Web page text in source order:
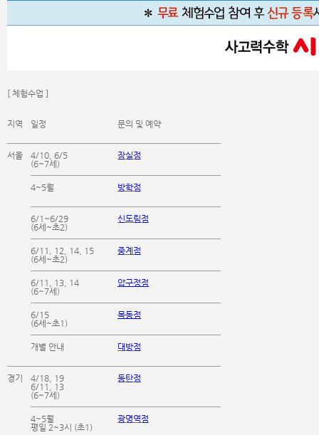
[ 체험수업 ]
지역 일정 문의 및 예약
서울
4/10, 6/5
(6~7세)
잠실점
4~5월 방학점
6/1~6/29
(6세~초2)
신도림점
6/11, 12, 14, 15
(6세~초2)
중계점
6/11, 13, 14
(6~7세)
압구정점
6/15
(6세~초1)
목동점
개별 안내 대방점
경기
4/18, 19
6/11, 13
(6~7세)
동탄점
4~5월
평일 2~3시 (초1)
광명역점